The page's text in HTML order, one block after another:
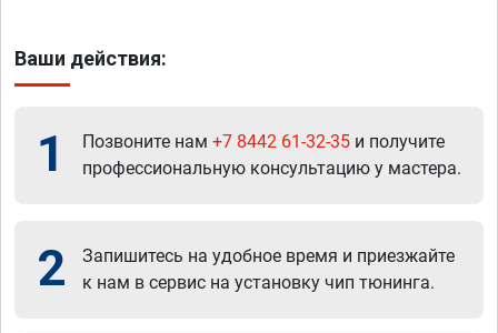
Ваши действия:
1 Позвоните нам +7 8442 61-32-35 и получите
профессиональную консультацию у мастера.
2
Запишитесь на удобное время и приезжайте
к нам в сервис на установку чип тюнинга.